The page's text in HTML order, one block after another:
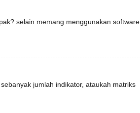
selain memang menggunakan software
jumlah indikator, ataukah matriks